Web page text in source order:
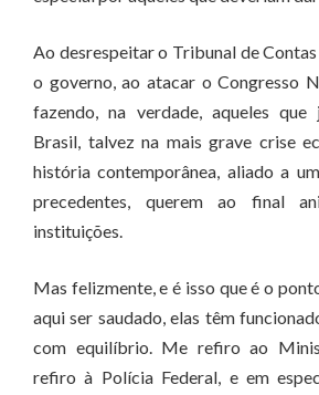
Ao desrespeitar o Tribunal de
o governo, ao atacar o Congresso
fazendo, na verdade, aqueles que
Brasil, talvez na mais grave crise
história contemporânea, aliado a
precedentes, querem ao final
instituições.
Mas felizmente, e é isso que é o
aqui ser saudado, elas têm
com equilíbrio. Me refiro ao
refiro à Polícia Federal, e em